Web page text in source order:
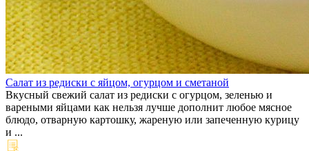
Салат из редиски с яйцом, огурцом и сметаной
Вкусный свежий салат из редиски с огурцом, зеленью и
вареными яйцами как нельзя лучше дополнит любое мясное
блюдо, отварную картошку, жареную или запеченную курицу
и ...